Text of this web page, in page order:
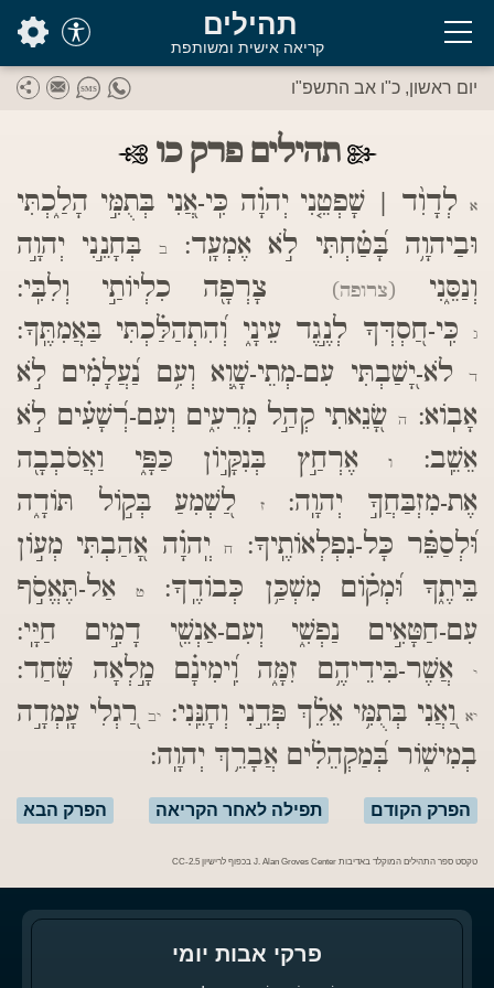
תהילים
קריאה אישית ומשותפת
יום ראשון, כ"ו אב התשפ"ו
תהילים פרק כו
א
לְדָוִ֨ד | שָׁפְטֵ֤נִי יְהוָ֗ה כִּֽי-אֲ֭נִי בְּתֻמִּ֣י הָלַ֑כְתִּי
וּבַיהוָ֥ה בָּ֝טַ֗חְתִּי לֹ֣א אֶמְעָֽד:ב
בְּחָנֵ֣נִי יְהוָ֣ה
וְנַסֵּ֑נִי
(צרופה) צָרְפָ֖ה כִלְיוֹתַ֣י וְלִבִּֽי:
ג כִּֽי-חַ֭סְדְּךָ לְנֶ֣גֶד עֵינָ֑י וְ֝הִתְהַלַּ֗כְתִּי בַּאֲמִתֶּֽךָ:
ד
לֹא-יָ֭שַׁבְתִּי עִם-מְתֵי-שָׁ֑וְא וְעִ֥ם נַ֝עֲלָמִ֗ים לֹ֣א
אָבֽוֹא:
השָׂ֭נֵאתִי קְהַ֣ל מְרֵעִ֑ים וְעִם-רְ֝שָׁעִ֗ים לֹ֣א
אֵשֵֽׁב:
ואֶרְחַ֣ץ בְּנִקָּי֣וֹן כַּפָּ֑י וַאֲסֹבְבָ֖ה
אֶת-מִזְבַּחֲךָ֣ יְהוָֽה:ז
לַ֭שְׁמִעַ בְּק֣וֹל תּוֹדָ֑ה
וּ֝לְסַפֵּ֗ר כָּל-נִפְלְאוֹתֶֽיךָ:
חיְֽהוָ֗ה אָ֭הַבְתִּי מְע֣וֹן
בֵּיתֶ֑ךָ וּ֝מְק֗וֹם מִשְׁכַּ֥ן כְּבוֹדֶֽךָ:
טאַל-תֶּאֱסֹ֣ף
עִם-חַטָּאִ֣ים נַפְשִׁ֑י וְעִם-אַנְשֵׁ֖י דָמִ֣ים חַיָּֽי:
י אֲשֶׁר-בִּידֵיהֶ֥ם זִמָּ֑ה וִֽ֝ימִינָ֗ם מָ֣לְאָה שֹּֽׁחַד:
יא וַ֭אֲנִי בְּתֻמִּ֥י אֵלֵ֗ךְ פְּדֵ֣נִי וְחָנֵּֽנִי: יב
רַ֭גְלִי עָֽמְדָ֣ה
בְמִישׁ֑וֹר בְּ֝מַקְהֵלִ֗ים אֲבָרֵ֥ךְ יְהוָֽה:
הפרק הקודם הפרק הבא תפילה לאחר הקריאה
טקסט ספר התהילים המוקלד באדיבות J. Alan Groves Center בכפוף לרישיון CC-2.5
פרקי אבות יומי